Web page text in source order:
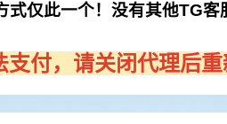
式仅此一个！没有其他TG客
支付，请关闭代理后